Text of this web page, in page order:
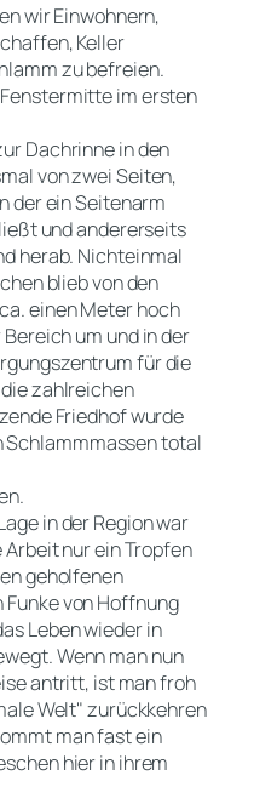
wir Einwohnern,
Keller
zu befreien.
im ersten
Dachrinne in den
von zwei Seiten,
der ein Seitenarm
und andererseits
herab. Nichteinmal
blieb von den
einen Meter hoch
um und in der
für die
zahlreichen
Friedhof wurde
total
in der Region war
nur ein Tropfen
geholfenen
von Hoffnung
Leben wieder in
Wenn man nun
antritt, ist man froh
Welt" zurückkehren
man fast ein
hier in ihrem